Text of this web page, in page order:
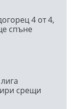
4 от 4,
спъне
срещи